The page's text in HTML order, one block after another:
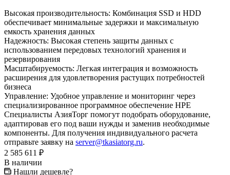
Высокая производительность: Комбинация SSD и HDD
обеспечивает минимальные задержки и максимальную
емкость хранения данных
Надежность: Высокая степень защиты данных с
использованием передовых технологий хранения и
резервирования
Масштабируемость: Легкая интеграция и возможность
расширения для удовлетворения растущих потребностей
бизнеса
Управление: Удобное управление и мониторинг через
специализированное программное обеспечение HPE
Специалисты АзияТорг помогут подобрать оборудование,
адаптировав его под ваши нужды и заменив необходимые
компоненты. Для получения индивидуального расчета
отправьте заявку на server@tkasiatorg.ru.
2 585 611 ₽
В наличии
Нашли дешевле?